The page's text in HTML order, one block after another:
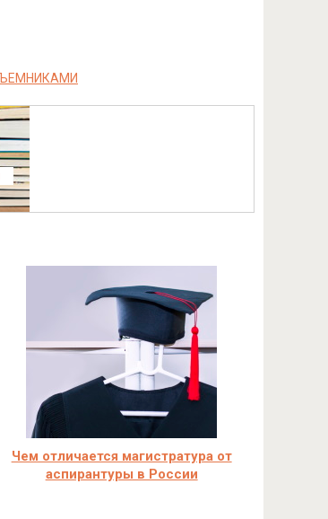
Чем отличается магистратура от
аспирантуры в России